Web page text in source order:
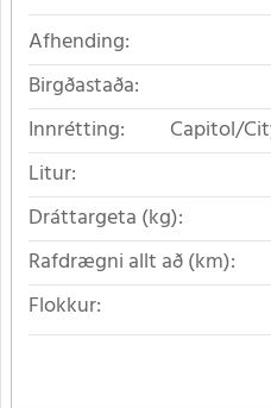
Afhending:
Birgðastaða:
Innrétting:
Capitol/
Litur:
Dráttargeta (kg):
Rafdrægni allt að (km):
Flokkur: